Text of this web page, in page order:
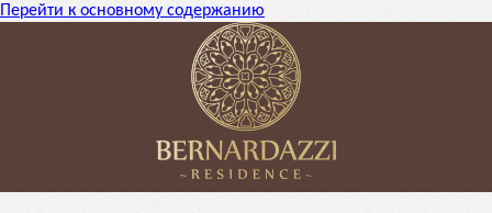
Перейти к основному содержанию